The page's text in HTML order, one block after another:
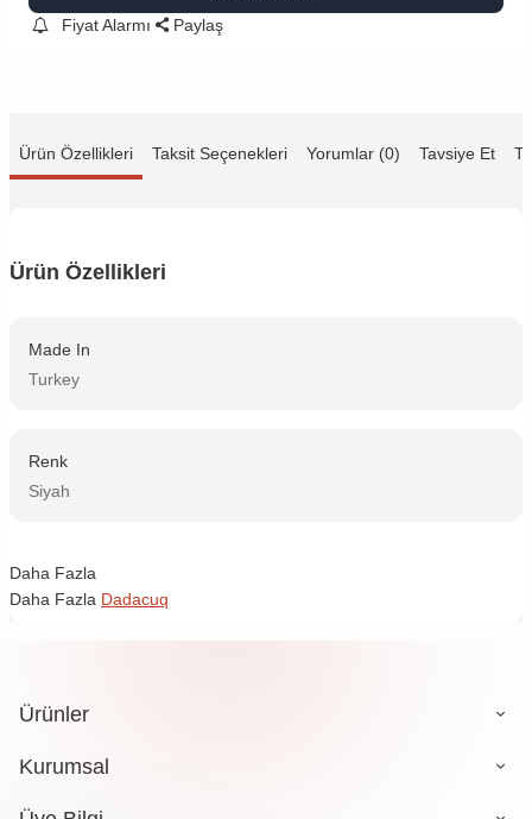
Fiyat Alarmı Paylaş
Ürün Özellikleri Taksit Seçenekleri Yorumlar (0) Tavsiye Et
Ürün Özellikleri
Made In
Turkey
Renk
Siyah
Daha Fazla
Daha Fazla Dadacuq
Ürünler
Kurumsal